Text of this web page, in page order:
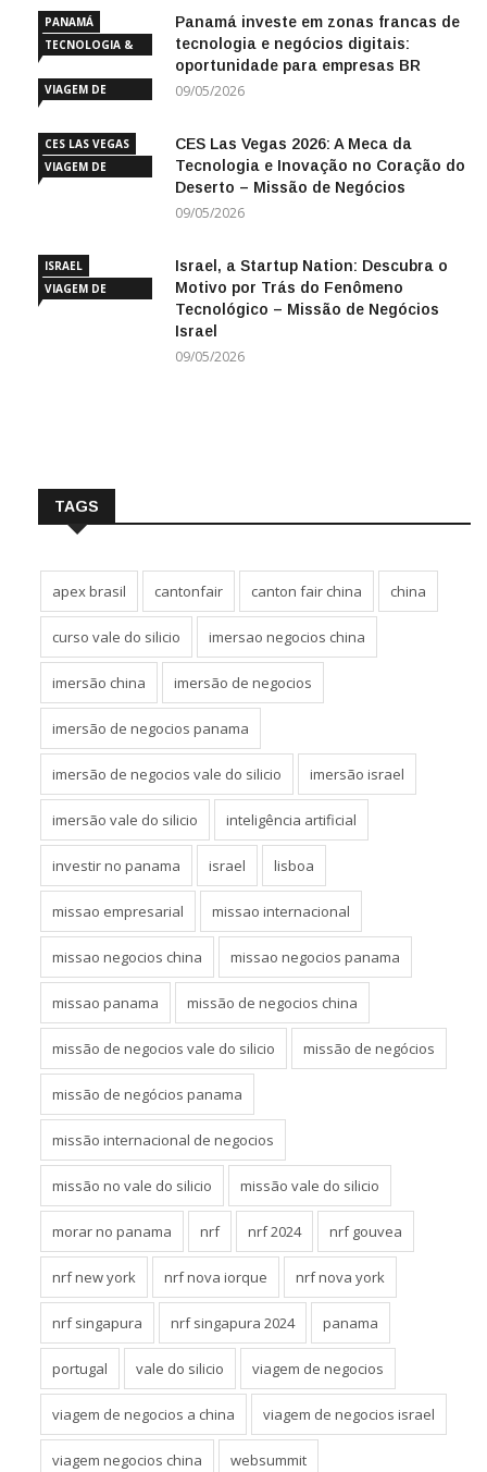
PANAMÁ
TECNOLOGIA &
VIAGEM DE
Panamá investe em zonas francas de
tecnologia e negócios digitais:
oportunidade para empresas BR
09/05/2026
CES LAS VEGAS
VIAGEM DE
CES Las Vegas 2026: A Meca da
Tecnologia e Inovação no Coração do
Deserto – Missão de Negócios
09/05/2026
ISRAEL
VIAGEM DE
Israel, a Startup Nation: Descubra o
Motivo por Trás do Fenômeno
Tecnológico – Missão de Negócios
Israel
09/05/2026
TAGS
apex brasil cantonfair canton fair china china
curso vale do silicio imersao negocios china
imersão china imersão de negocios
imersão de negocios panama
imersão de negocios vale do silicio imersão israel
imersão vale do silicio inteligência artificial
investir no panama israel lisboa
missao empresarial missao internacional
missao negocios china missao negocios panama
missao panama missão de negocios china
missão de negocios vale do silicio missão de negócios
missão de negócios panama
missão internacional de negocios
missão no vale do silicio missão vale do silicio
morar no panama nrf nrf 2024 nrf gouvea
nrf new york nrf nova iorque nrf nova york
nrf singapura nrf singapura 2024 panama
portugal vale do silicio viagem de negocios
viagem de negocios a china viagem de negocios israel
viagem negocios china websummit